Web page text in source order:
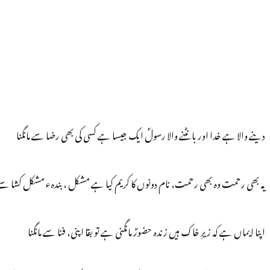
دینے والا ہے خدا اور بانٹنے والا رسولؐ ایک جیسا ہے کسی کی بھی رضا سے مانگنا
یہ بھی رحمت وہ بھی رحمت، نام دونوں کا کریم کیا ہے مشکل ، بندہء مشکل کشا سے
اپنا ایماں ہے کہ زیرِ خاک ہیں زندہ حضورؐ مانگنی ہے تو بقا اپنی، فنا سے مانگنا